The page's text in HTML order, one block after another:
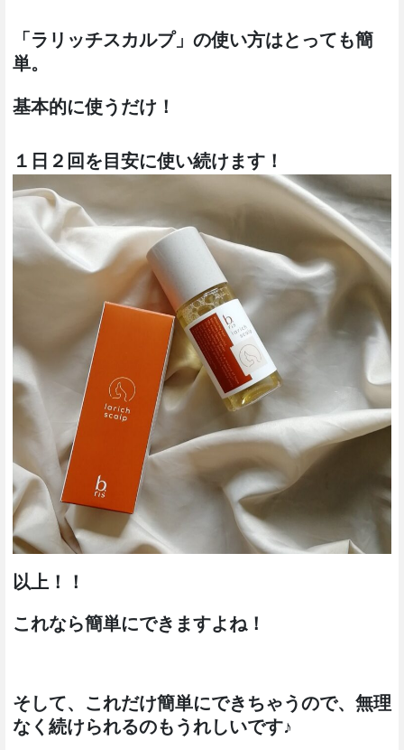
「ラリッチスカルプ」の使い方はとっても簡
単。
基本的に使うだけ！
１日２回を目安に使い続けます！
以上！！
これなら簡単にできますよね！
そして、これだけ簡単にできちゃうので、無理
なく続けられるのもうれしいです♪